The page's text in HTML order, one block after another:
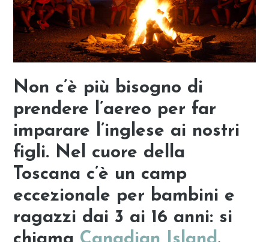
Non c’è più bisogno di
prendere l’aereo per far
imparare l’inglese ai nostri
figli. Nel cuore della
Toscana c’è un camp
eccezionale per bambini e
ragazzi dai 3 ai 16 anni: si